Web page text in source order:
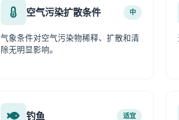
空气污染扩散条件 中
气象条件对空气污染物稀释、扩散和清
除无明显影响。
钓鱼 适宜